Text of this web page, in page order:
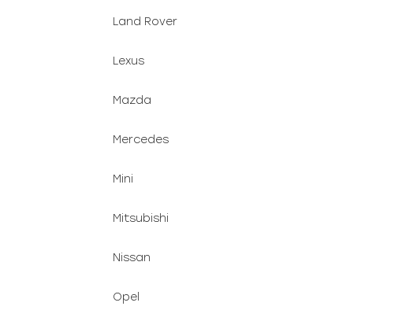
Land Rover
Lexus
Mazda
Mercedes
Mini
Mitsubishi
Nissan
Opel